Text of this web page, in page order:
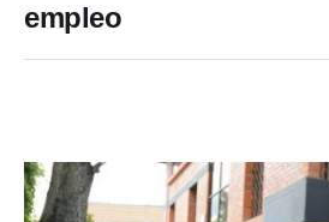
empleo